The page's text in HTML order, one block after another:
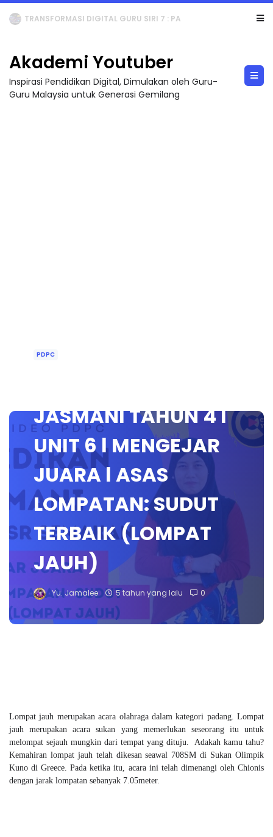
MAJLIS ANUGERAH FFK (FESTIVAL LENSA PENDIDIKAN - FLeP) 2026
Akademi Youtuber
Inspirasi Pendidikan Digital, Dimulakan oleh Guru-
Guru Malaysia untuk Generasi Gemilang
PDPC
JASMANI TAHUN 4 l
UNIT 6 l MENGEJAR
JUARA l ASAS
LOMPATAN: SUDUT
TERBAIK (LOMPAT
JAUH)
Yu. Jamalee 5 tahun yang lalu 0
Lompat jauh merupakan acara olahraga dalam kategori padang. Lompat
jauh merupakan acara sukan yang memerlukan seseorang itu untuk
melompat sejauh mungkin dari tempat yang dituju. Adakah kamu tahu?
Kemahiran lompat jauh telah dikesan seawal 708SM di Sukan Olimpik
Kuno di Greece. Pada ketika itu, acara ini telah dimenangi oleh Chionis
dengan jarak lompatan sebanyak 7.05meter.